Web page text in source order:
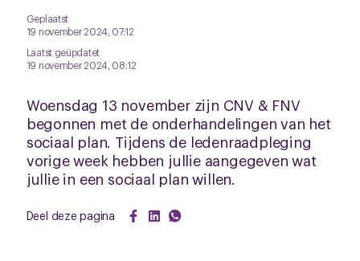
Geplaatst
19 november 2024, 07:12
Laatst geüpdatet
19 november 2024, 08:12
Woensdag 13 november zijn CNV & FNV
begonnen met de onderhandelingen van het
sociaal plan. Tijdens de ledenraadpleging
vorige week hebben jullie aangegeven wat
jullie in een sociaal plan willen.
Deel deze pagina